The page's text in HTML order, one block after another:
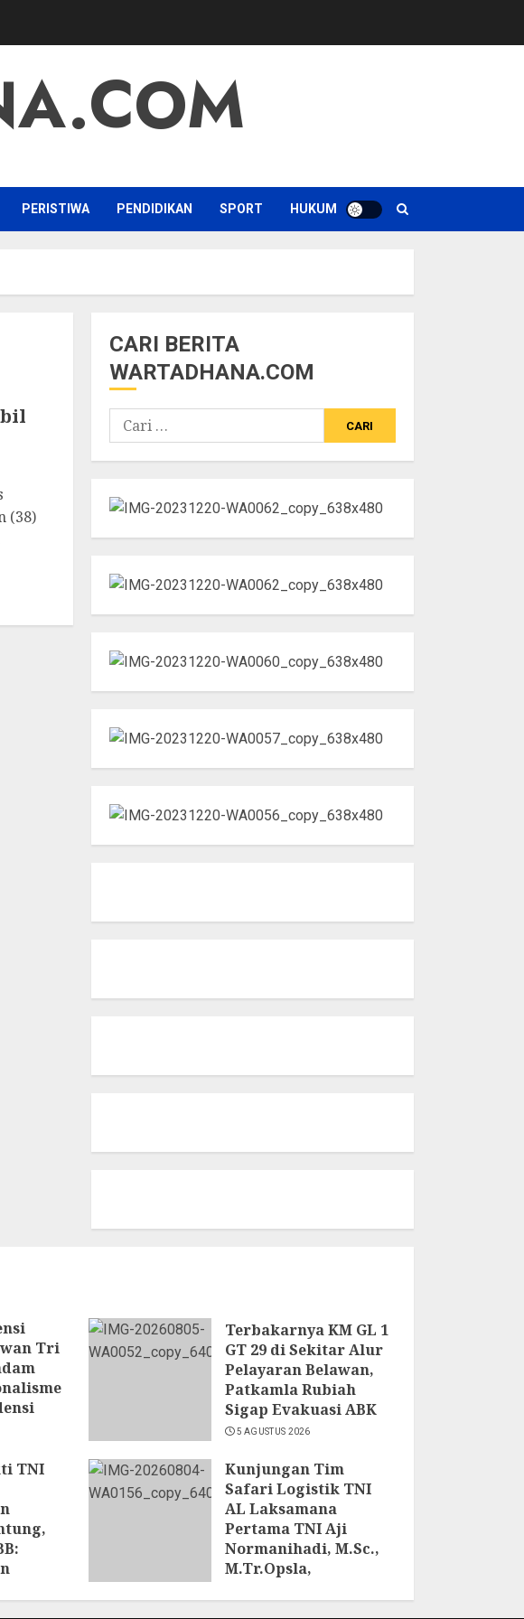
PERISTIWA PENDIDIKAN SPORT HUKUM
(38)
CARI BERITA
WARTADHANA.COM
Cari
untuk:
Tri
Terbakarnya KM GL 1
GT 29 di Sekitar Alur
Pelayaran Belawan,
Patkamla Rubiah
Sigap Evakuasi ABK
5 AGUSTUS 2026
TNI
Kunjungan Tim
Safari Logistik TNI
AL Laksamana
Pertama TNI Aji
Normanihadi, M.Sc.,
M.Tr.Opsla,